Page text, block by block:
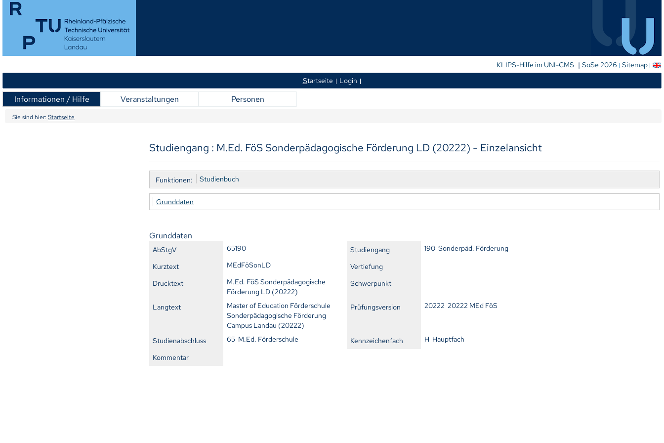
KLIPS-Hilfe im UNI-CMS | SoSe 2026 Sitemap
Startseite Login
Informationen / Hilfe Veranstaltungen Personen
Sie sind hier: Startseite
Studiengang : M.Ed. FöS Sonderpädagogische Förderung LD (20222) - Einzelansicht
Funktionen: Studienbuch
Grunddaten
Grunddaten
AbStgV 65190 Studiengang
190 Sonderpäd. Förderung
Kurztext
MEdFöSonLD
Vertiefung
Drucktext
M.Ed. FöS Sonderpädagogische
Förderung LD (20222)
Schwerpunkt
Langtext
Master of Education Förderschule
Sonderpädagogische Förderung
Campus Landau (20222)
Prüfungsversion 20222 20222 MEd FöS
Studienabschluss 65 M.Ed. Förderschule Kennzeichenfach
H Hauptfach
Kommentar